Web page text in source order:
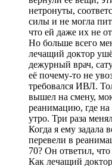
нетронуты,
силы и не могла
что ей даже их не
Но больше всего
лечащий доктор
дежурный врач,
её почему-то не
требовался ИВЛ.
вышел на смену,
реанимацию, где
утро. Три раза
Когда я ему задала
перевели в
70? Он ответил, что
Как лечащий